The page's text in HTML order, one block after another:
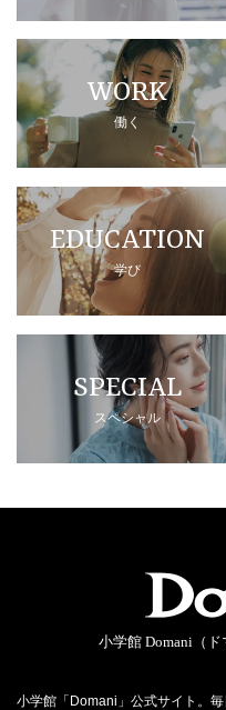
WORK
働く
EDUCATION
学び
SPECIAL
スペシャル
小学館 Domani（
小学館「Domani」公式サイト。